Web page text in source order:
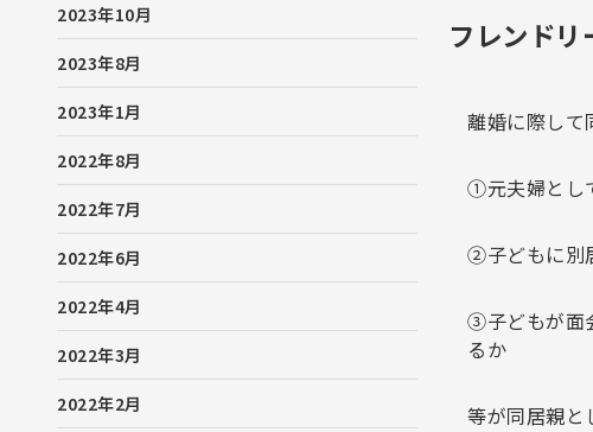
フレンドリ
離婚に際して
①元夫婦とし
②子どもに別
③子どもが面
るか
等が同居親と
2023年10月
2023年8月
2023年1月
2022年8月
2022年7月
2022年6月
2022年4月
2022年3月
2022年2月